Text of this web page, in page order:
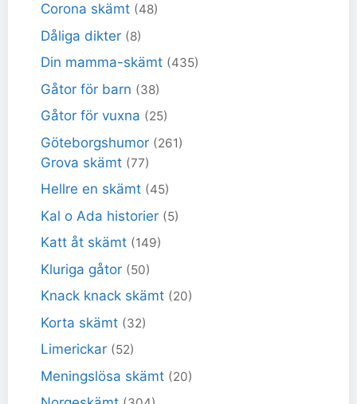
Corona skämt (48)
Dåliga dikter (8)
Din mamma-skämt (435)
Gåtor för barn (38)
Gåtor för vuxna (25)
Göteborgshumor (261)
Grova skämt (77)
Hellre en skämt (45)
Kal o Ada historier (5)
Katt åt skämt (149)
Kluriga gåtor (50)
Knack knack skämt (20)
Korta skämt (32)
Limerickar (52)
Meningslösa skämt (20)